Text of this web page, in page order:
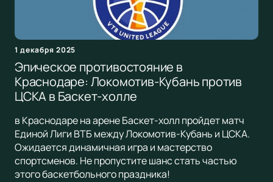
1 декабря 2025
Эпическое противостояние в
Краснодаре: Локомотив-Кубань против
ЦСКА в Баскет-холле
в Краснодаре на арене Баскет-холл пройдет матч
Единой Лиги ВТБ между Локомотив-Кубань и ЦСКА.
Ожидается динамичная игра и мастерство
спортсменов. Не пропустите шанс стать частью
этого баскетбольного праздника!